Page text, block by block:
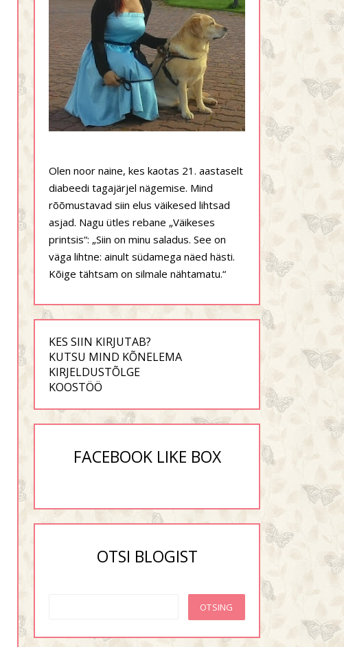
Olen noor naine, kes kaotas 21. aastaselt
diabeedi tagajärjel nägemise. Mind
rõõmustavad siin elus väikesed lihtsad
asjad. Nagu ütles rebane „Väikeses
printsis“: „Siin on minu saladus. See on
väga lihtne: ainult südamega näed hästi.
Kõige tähtsam on silmale nähtamatu.“
KES SIIN KIRJUTAB?
KUTSU MIND KÕNELEMA
KIRJELDUSTÕLGE
KOOSTÖÖ
FACEBOOK LIKE BOX
OTSI BLOGIST